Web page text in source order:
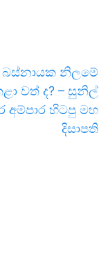
බස්නායක නිලමේ
වත් ද? – සුනිල්
හිටපු මහ
දිසාපති